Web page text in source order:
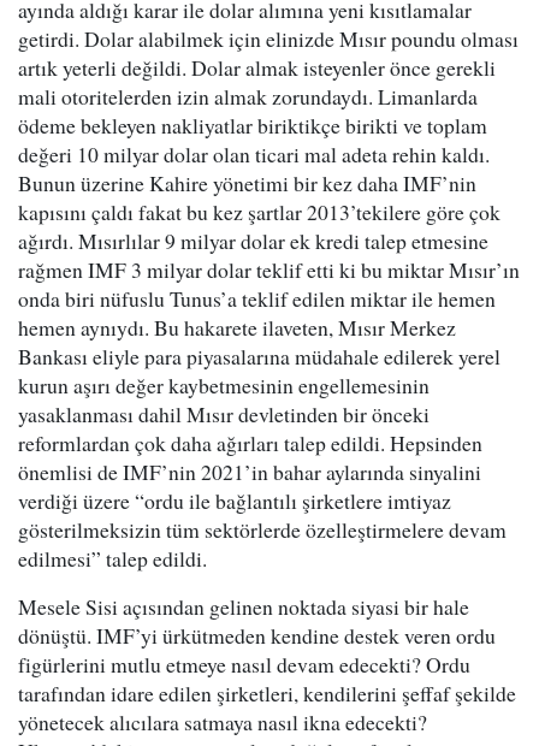
ayında aldığı karar ile dolar alımına yeni kısıtlamalar
getirdi. Dolar alabilmek için elinizde Mısır poundu olması
artık yeterli değildi. Dolar almak isteyenler önce gerekli
mali otoritelerden izin almak zorundaydı. Limanlarda
ödeme bekleyen nakliyatlar biriktikçe birikti ve toplam
değeri 10 milyar dolar olan ticari mal adeta rehin kaldı.
Bunun üzerine Kahire yönetimi bir kez daha IMF’nin
kapısını çaldı fakat bu kez şartlar 2013’tekilere göre çok
ağırdı. Mısırlılar 9 milyar dolar ek kredi talep etmesine
rağmen IMF 3 milyar dolar teklif etti ki bu miktar Mısır’ın
onda biri nüfuslu Tunus’a teklif edilen miktar ile hemen
hemen aynıydı. Bu hakarete ilaveten, Mısır Merkez
Bankası eliyle para piyasalarına müdahale edilerek yerel
kurun aşırı değer kaybetmesinin engellemesinin
yasaklanması dahil Mısır devletinden bir önceki
reformlardan çok daha ağırları talep edildi. Hepsinden
önemlisi de IMF’nin 2021’in bahar aylarında sinyalini
verdiği üzere “ordu ile bağlantılı şirketlere imtiyaz
gösterilmeksizin tüm sektörlerde özelleştirmelere devam
edilmesi” talep edildi.
Mesele Sisi açısından gelinen noktada siyasi bir hale
dönüştü. IMF’yi ürkütmeden kendine destek veren ordu
figürlerini mutlu etmeye nasıl devam edecekti? Ordu
tarafından idare edilen şirketleri, kendilerini şeffaf şekilde
yönetecek alıcılara satmaya nasıl ikna edecekti?